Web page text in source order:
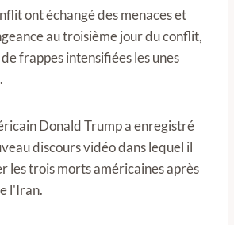
ont échangé des menaces et
au troisième jour du conflit,
frappes intensifiées les unes
Donald Trump a enregistré
discours vidéo dans lequel il
les trois morts américaines après
l'Iran.